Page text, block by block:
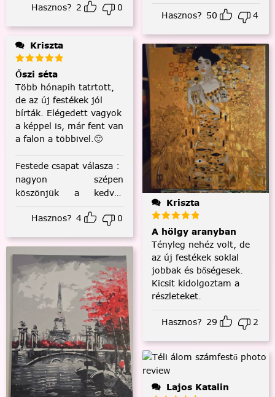
Hasznos? 2 0
Kriszta
Őszi séta
Több hónapih tatrtott,
de az új festékek jól
bírták. Elégedett vagyok
a képpel is, már fent van
a falon a többivel.🙂
Festede csapat válasza :
nagyon szépen
köszönjük a kedves
visszajelzést! :)
Hasznos? 4 0
Hasznos? 50 4
Kriszta
A hölgy aranyban
Tényleg nehéz volt, de
az új festékek soklal
jobbak és bőségesek.
Kicsit kidolgoztam a
részleteket.
Hasznos? 29 2
Lajos Katalin